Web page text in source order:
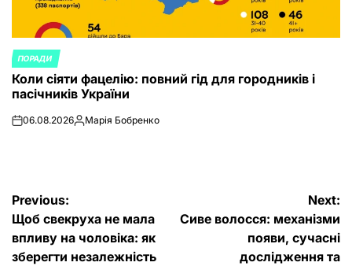
POSTED
IN
ПОРАДИ
Коли сіяти фацелію: повний гід для городників і
пасічників України
on06.08.2026Posted
Марія Бобренко
Post
navigation
Previous:
Щоб свекруха не мала
впливу на чоловіка: як
зберегти незалежність
Next:
Сиве волосся: механізми
появи, сучасні
дослідження та